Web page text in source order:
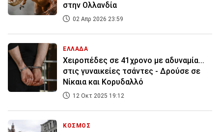
στην Ολλανδία
02 Απρ 2026 23:59
ΕΛΛΑΔΑ
Χειροπέδες σε 41χρονο με αδυναμία...
στις γυναικείες τσάντες - Δρούσε σε
Νίκαια και Κορυδαλλό
12 Οκτ 2025 19:12
ΚΟΣΜΟΣ